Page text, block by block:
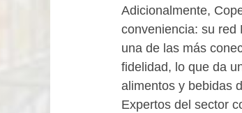
Adicionalmente,
conveniencia: su red
una de las más
fidelidad, lo que da
alimentos y bebidas
Expertos del sector